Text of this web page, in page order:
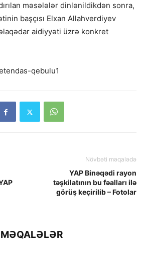
məsələlər dinlənildikdən sonra,
başçısı Elxan Allahverdiyev
aidiyyəti üzrə konkret
Növbəti məqalədə
YAP Binəqədi rayon
təşkilatının bu fəalları ilə
görüş keçirilib – Fotolar
MƏQALƏLƏR